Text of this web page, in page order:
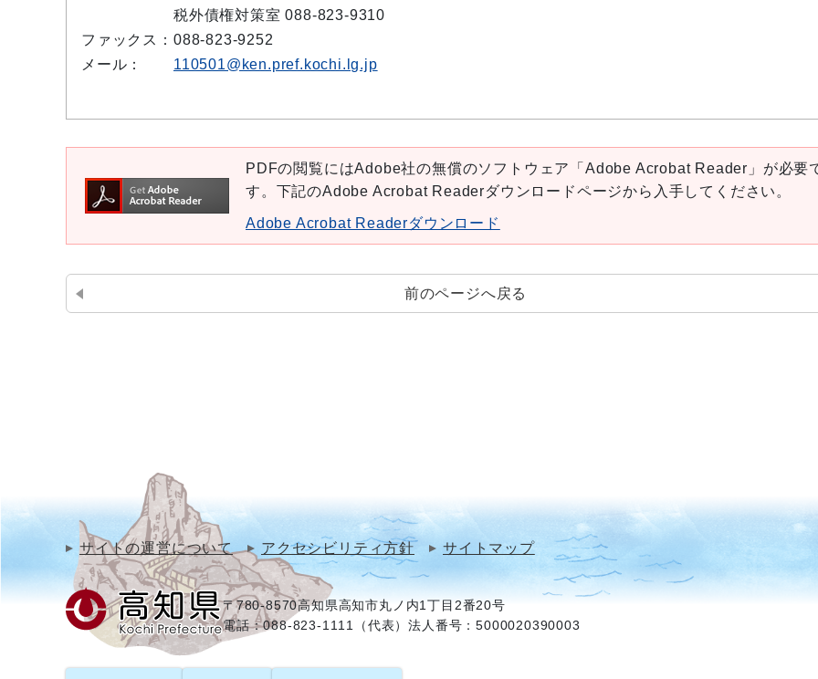
税外債権対策室 088-823-9310
ファックス： 088-823-9252
メール：
110501@ken.pref.kochi.lg.jp
PDFの閲覧にはAdobe社の無償のソフトウェア「Adobe Acrobat Reader」が必要
す。下記のAdobe Acrobat Readerダウンロードページから入手してください。
Adobe Acrobat Readerダウンロード
前のページへ戻る
サイトの運営について アクセシビリティ方針 サイトマップ
〒780-8570高知県高知市丸ノ内1丁目2番20号
電話：088-823-1111（代表）法人番号：5000020390003